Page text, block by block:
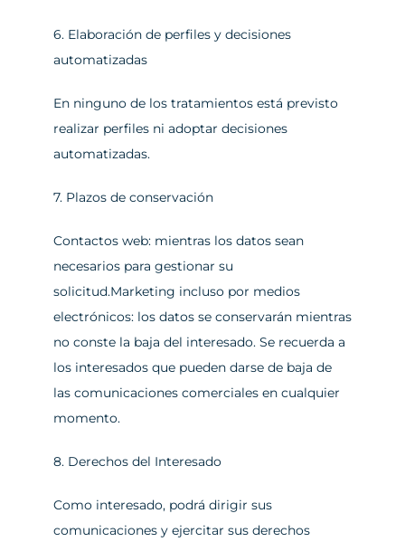
6. Elaboración de perfiles y decisiones
automatizadas
En ninguno de los tratamientos está previsto
realizar perfiles ni adoptar decisiones
automatizadas.
7. Plazos de conservación
Contactos web: mientras los datos sean
necesarios para gestionar su
solicitud.Marketing incluso por medios
electrónicos: los datos se conservarán mientras
no conste la baja del interesado. Se recuerda a
los interesados que pueden darse de baja de
las comunicaciones comerciales en cualquier
momento.
8. Derechos del Interesado
Como interesado, podrá dirigir sus
comunicaciones y ejercitar sus derechos